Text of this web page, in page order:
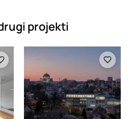
projekti
Loading